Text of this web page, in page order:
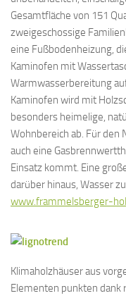
Gesamtfläche von 151
zweigeschossige
eine Fußbodenheizung,
Kaminofen mit
Warmwasserbereitung
Kaminofen wird mit
besonders heimelige,
Wohnbereich ab. Für den
auch eine
Einsatz kommt. Eine
darüber hinaus, Wasser
www.frammelsberger-
Klimaholzhäuser aus
Elementen punkten dank